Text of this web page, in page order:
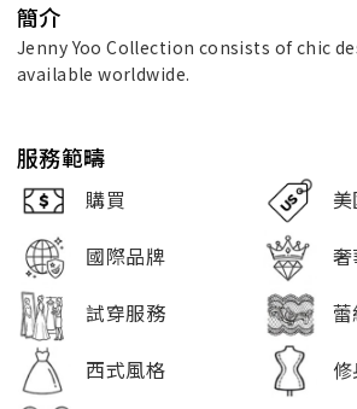
簡介
Jenny Yoo Collection consists of chic
available worldwide.
服務範疇
購買
國際品牌
試穿服務
西式風格